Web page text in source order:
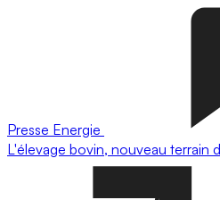
Presse Energie
L'élevage bovin, nouveau terrain